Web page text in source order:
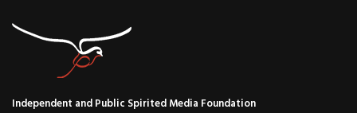
Independent and Public Spirited Media Foundation